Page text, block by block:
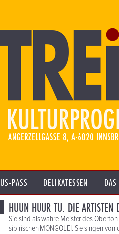
PASS DELIKATESSEN
HUUN HUUR TU. DIE ARTISTEN
Sie sind als wahre Meister des
sibirischen MONGOLEI. Sie singen